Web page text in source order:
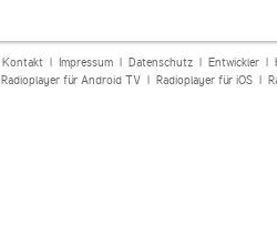
Kontakt| Impressum| Datenschutz| Entwickler|
Radioplayer für Android TV| Radioplayer für iOS|